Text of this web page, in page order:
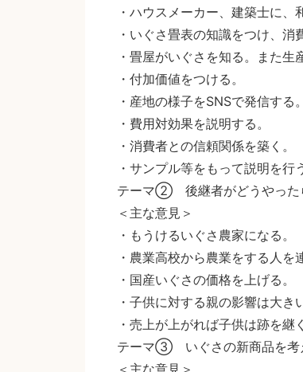
・ハウスメーカー、建築士に、
・いぐさ畳表の知識をつけ、消
・畳屋がいぐさを知る。また生
・付加価値をつける。
・産地の様子をSNSで発信する。
・費用対効果を説明する。
・消費者との信頼関係を築く。
・サンプル等をもって説明を行
テーマ② 後継者がどうやった
＜主な意見＞
・もうけるいぐさ農家になる。
・農業高校から農業をする人を
・国産いぐさの価格を上げる。
・子供に対する親の影響は大き
・売上が上がれば子供は跡を継
テーマ③ いぐさの新商品を考
＜主な意見＞